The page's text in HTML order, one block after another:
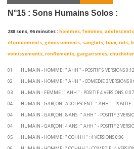
N°15 : Sons Humains Solos :
288 sons, 96 minutes : hommes, femmes,
éternuements, gémissements, sanglots, toux, rots,
vomissements, ronflements, gargarismes,
01 HUMAIN - HOMME : " AHH " - POSITIF 6
02 HUMAIN - HOMME : " AHH " - COMEDIE 3
03 HUMAIN - FEMME : " AHH " - POSITIF 4
04 HUMAIN - GARÇON : ADOLESCENT : " AHH " -
04 HUMAIN - GARÇON : 8 ANS : " AHH " -
04 HUMAIN - GARÇON : 4 ANS : " AHH " -
05 HUMAIN - HOMME : " OOHHH " : 4